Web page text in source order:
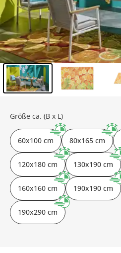
Größe ca. (B x L)
60x100 cm 80x165 cm
120x180 cm 130x190 cm
160x160 cm 190x190 cm
190x290 cm